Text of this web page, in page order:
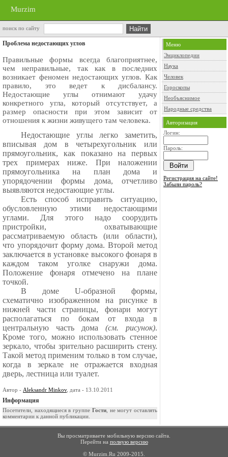
Murzim
поиск по сайту
Проблема недостающих углов
Правильные формы всегда благоприятнее,
чем неправильные, так как в последних
возникает феномен недостающих углов. Как
правило, это ведет к дисбалансу.
Недостающие углы отнимают удачу
конкретного угла, который отсутствует, а
размер опасности при этом зависит от
отношения к жизни живущего там человека.
Недостающие углы легко заметить,
вписывая дом в четырехугольник или
прямоугольник, как показано на первых
трех примерах ниже. При наложении
прямоугольника на план дома и
упорядочении формы дома, отчетливо
выявляются недостающие углы.
Есть способ исправить ситуацию,
обусловленную этими недостающими
углами. Для этого надо соорудить
пристройки, охватывающие
рассматриваемую область (или области),
что упорядочит форму дома. Второй метод
заключается в установке высокого фонаря в
каждом таком уголке снаружи дома.
Положение фонаря отмечено на плане
точкой.
В доме U-образной формы,
схематично изображенном на рисунке в
нижней части страницы, фонари могут
располагаться по бокам от входа в
центральную часть дома (см. рисунок).
Кроме того, можно использовать стенное
зеркало, чтобы зрительно расширить стену.
Такой метод применим только в том случае,
когда в зеркале не отражается входная
дверь, лестница или туалет.
Автор - Aleksandr Minkov, дата - 13.10.2011
Информация
Посетители, находящиеся в группе Гости, не могут оставлять
комментарии к данной публикации.
Меню
Энциклопедии
Наука
Человек
Гороскопы
Необъяснимое
Народные средства
Авторизация
Логин:
Пароль:
Регистрация на сайте!
Забыли пароль?
Вы просматриваете мобильную версию сайта.
Перейти на полную версию
© Murzim.Ru 2009-2015.